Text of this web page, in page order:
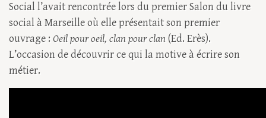
Social l’avait rencontrée lors du premier Salon du livre
social à Marseille où elle présentait son premier
ouvrage : Oeil pour oeil, clan pour clan (Ed. Erès).
L’occasion de découvrir ce qui la motive à écrire son
métier.